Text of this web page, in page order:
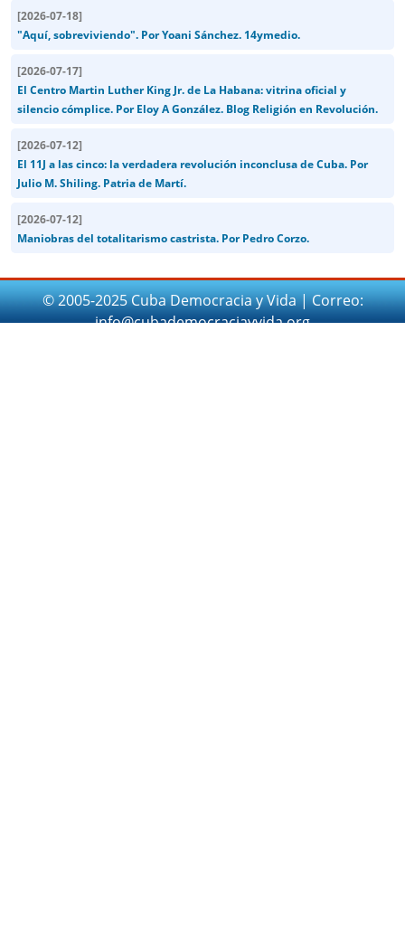
[2026-07-18]
"Aquí, sobreviviendo". Por Yoani Sánchez. 14ymedio.
[2026-07-17]
El Centro Martin Luther King Jr. de La Habana: vitrina oficial y
silencio cómplice. Por Eloy A González. Blog Religión en Revolución.
[2026-07-12]
El 11J a las cinco: la verdadera revolución inconclusa de Cuba. Por
Julio M. Shiling. Patria de Martí.
[2026-07-12]
Maniobras del totalitarismo castrista. Por Pedro Corzo.
© 2005-2025 Cuba Democracia y Vida | Correo:
info@cubademocraciayvida.org